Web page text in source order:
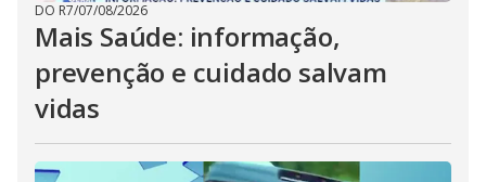
DO R7/07/08/2026
Mais Saúde: informação,
prevenção e cuidado salvam
vidas